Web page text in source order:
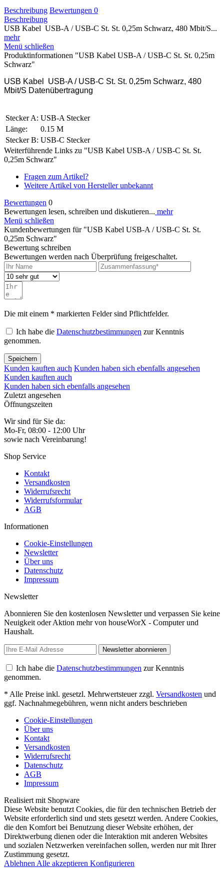
Beschreibung Bewertungen 0
Beschreibung
USB Kabel USB-A / USB-C St. St. 0,25m Schwarz, 480 Mbit/S...
mehr
Menü schließen
Produktinformationen "USB Kabel USB-A / USB-C St. St. 0,25m
Schwarz"
USB Kabel USB-A / USB-C St. St. 0,25m Schwarz, 480
Mbit/S Datenübertragung
Stecker A: USB-A Stecker
Länge:
0.15 M
Stecker B: USB-C Stecker
Weiterführende Links zu "USB Kabel USB-A / USB-C St. St.
0,25m Schwarz"
Fragen zum Artikel?
Weitere Artikel von Hersteller unbekannt
Bewertungen 0
Bewertungen lesen, schreiben und diskutieren... mehr
Menü schließen
Kundenbewertungen für "USB Kabel USB-A / USB-C St. St.
0,25m Schwarz"
Bewertung schreiben
Bewertungen werden nach Überprüfung freigeschaltet.
Die mit einem * markierten Felder sind Pflichtfelder.
Ich habe die Datenschutzbestimmungen zur Kenntnis
genommen.
Speichern
Kunden kauften auch Kunden haben sich ebenfalls angesehen
Kunden kauften auch
Kunden haben sich ebenfalls angesehen
Zuletzt angesehen
Öffnungszeiten
Wir sind für Sie da:
Mo-Fr, 08:00 - 12:00 Uhr
sowie nach Vereinbarung!
Shop Service
Kontakt
Versandkosten
Widerrufsrecht
Widerrufsformular
AGB
Informationen
Cookie-Einstellungen
Newsletter
Über uns
Datenschutz
Impressum
Newsletter
Abonnieren Sie den kostenlosen Newsletter und verpassen Sie keine
Neuigkeit oder Aktion mehr von houseWorX - Computer und
Haushalt.
Newsletter abonnieren
Ich habe die Datenschutzbestimmungen zur Kenntnis
genommen.
* Alle Preise inkl. gesetzl. Mehrwertsteuer zzgl. Versandkosten und
ggf. Nachnahmegebühren, wenn nicht anders beschrieben
Cookie-Einstellungen
Über uns
Kontakt
Versandkosten
Widerrufsrecht
Datenschutz
AGB
Impressum
Realisiert mit Shopware
Diese Website benutzt Cookies, die für den technischen Betrieb der
Website erforderlich sind und stets gesetzt werden. Andere Cookies,
die den Komfort bei Benutzung dieser Website erhöhen, der
Direktwerbung dienen oder die Interaktion mit anderen Websites
und sozialen Netzwerken vereinfachen sollen, werden nur mit Ihrer
Zustimmung gesetzt.
Ablehnen Alle akzeptieren Konfigurieren